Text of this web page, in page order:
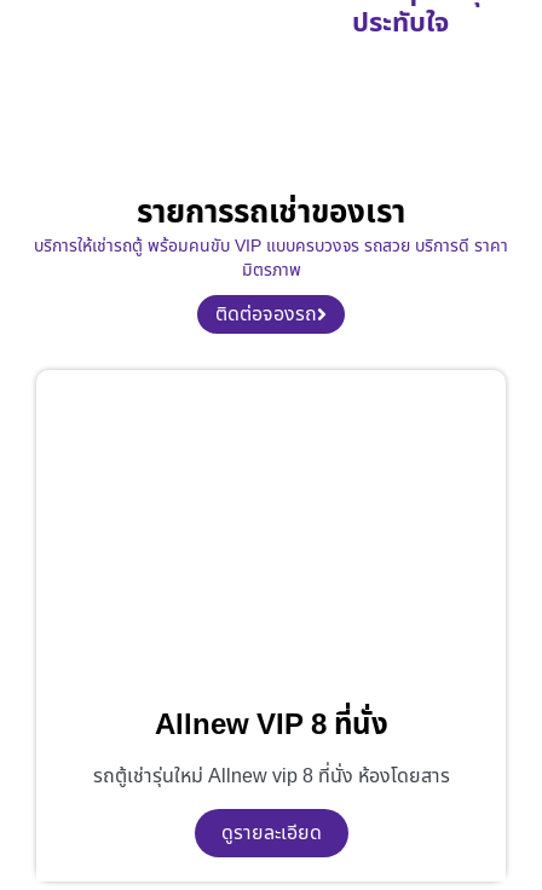
ประทับใจ
รายการรถเช่าของเรา
บริการให้เช่ารถตู้ พร้อมคนขับ VIP แบบครบวงจร รถสวย บริการดี ราคา
มิตรภาพ
ติดต่อจองรถ
Allnew VIP 8 ที่นั่ง
รถตู้เช่ารุ่นใหม่ Allnew vip 8 ที่นั่ง ห้องโดยสาร
ดูรายละเอียด